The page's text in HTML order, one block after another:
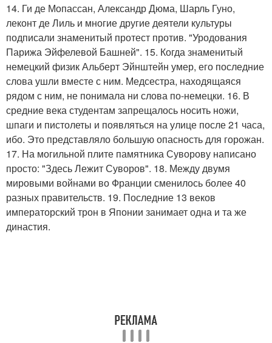
14. Ги де Мопассан, Александр Дюма, Шарль Гуно,
леконт де Лиль и многие другие деятели культуры
подписали знаменитый протест против. "Уродования
Парижа Эйфелевой Башней". 15. Когда знаменитый
немецкий физик Альберт Эйнштейн умер, его последние
слова ушли вместе с ним. Медсестра, находящаяся
рядом с ним, не понимала ни слова по-немецки. 16. В
средние века студентам запрещалось носить ножи,
шпаги и пистолеты и появляться на улице после 21 часа,
ибо. Это представляло большую опасность для горожан.
17. На могильной плите памятника Суворову написано
просто: "Здесь Лежит Суворов". 18. Между двумя
мировыми войнами во Франции сменилось более 40
разных правительств. 19. Последние 13 веков
императорский трон в Японии занимает одна и та же
династия.